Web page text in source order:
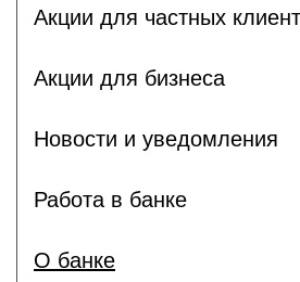
Акции для частных
Акции для бизнеса
Новости и уведомления
Работа в банке
О банке